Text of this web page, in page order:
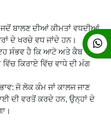
ਜਦੋਂ ਬਾਲਣ ਦੀਆਂ ਕੀਮਤਾਂ ਵਧਦੀਆਂ
ਦੇ ਖਰਚੇ ਵਧ ਜਾਂਦੇ ਹਨ।
ਇਹ ਸੰਭਵ ਹੈ ਕਿ ਆਟੋ ਅਤੇ ਕੈਬ
ਕਿਰਾਏ ਵਿੱਚ ਵਾਧੇ ਦੀ ਮੰਗ
ਜੋ ਲੋਕ ਕੰਮ ਜਾਂ ਕਾਲਜ ਜਾਣ
ਦੀ ਵਰਤੋਂ ਕਰਦੇ ਹਨ, ਉਨ੍ਹਾਂ ਦੇ